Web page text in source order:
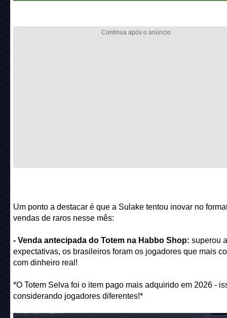
Um ponto a destacar é que a Sulake tentou inovar no
vendas de raros nesse mês:
- Venda antecipada do Totem na Habbo Shop: superou
expectativas, os brasileiros foram os jogadores que mais
com dinheiro real!
*O Totem Selva foi o item pago mais adquirido em 2026 -
considerando jogadores diferentes!*